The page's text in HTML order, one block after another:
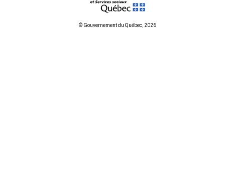
© Gouvernement du Québec, 2026